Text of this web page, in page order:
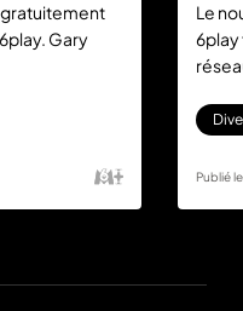
gratuitement
Gary
Le
6play
Publié